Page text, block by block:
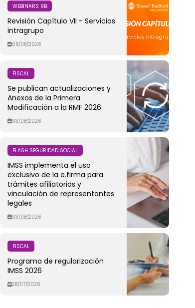
WEBINARS RB
Revisión Capítulo VII - Servicios
intragrupo
06/08/2026
FISCAL
Se publican actualizaciones y
Anexos de la Primera
Modificación a la RMF 2026
03/08/2026
FLASH SEGURIDAD SOCIAL
IMSS implementa el uso
exclusivo de la e.firma para
trámites afiliatorios y
vinculación de representantes
legales
03/08/2026
FISCAL
Programa de regularización
IMSS 2026
28/07/2026